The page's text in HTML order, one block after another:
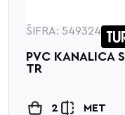
ŠIFRA: 549324
PVC KANALICA
TR
2 MET